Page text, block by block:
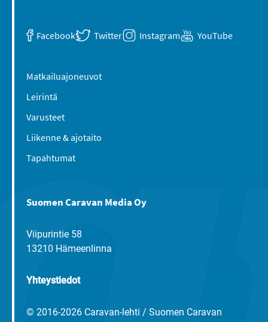
Facebook Twitter Instagram YouTube
Matkailuajoneuvot
Leirintä
Varusteet
Liikenne & ajotaito
Tapahtumat
Suomen Caravan Media Oy
Viipurintie 58
13210 Hämeenlinna
Yhteystiedot
© 2016-2026 Caravan-lehti / Suomen Caravan